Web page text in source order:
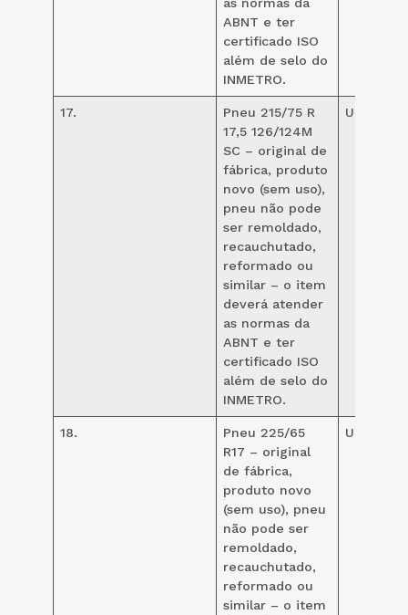
ABNT e ter
certificado ISO
além de selo do
INMETRO.
17.
Pneu 215/75 R
17,5 126/124M
SC – original de
fábrica, produto
novo (sem uso),
pneu não pode
ser remoldado,
recauchutado,
reformado ou
similar – o item
deverá atender
as normas da
ABNT e ter
certificado ISO
além de selo do
INMETRO.
UND
18.
Pneu 225/65
R17 – original
de fábrica,
produto novo
(sem uso), pneu
não pode ser
remoldado,
recauchutado,
reformado ou
similar – o item
UND